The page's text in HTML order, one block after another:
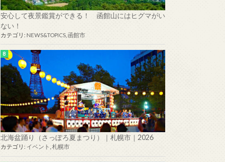
安心して夜景鑑賞ができる！ 函館山にはヒグマがい
ない！
カテゴリ: NEWS&TOPICS 函館市
北海盆踊り（さっぽろ夏まつり）｜札幌市｜2026
カテゴリ: イベント 札幌市